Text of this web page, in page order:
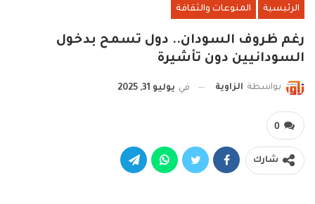
الرئيسية المنوعات والثقافة
رغم ظروف السودان.. دول تسمح بدخول
السودانيين دون تأشيرة
بواسطة الزاوية في يوليو 31, 2025
0
شارك